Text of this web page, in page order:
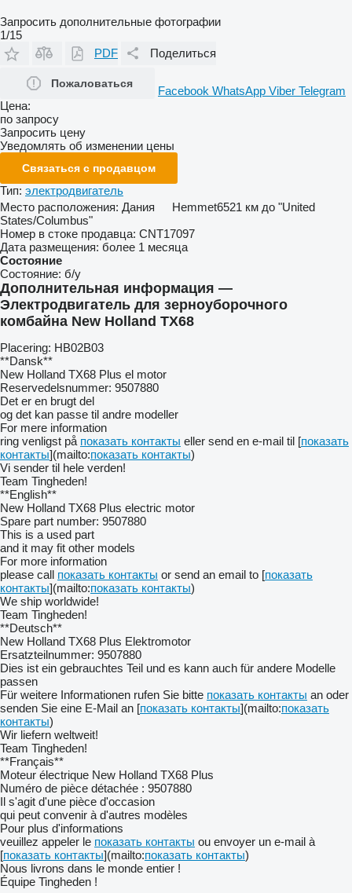
Запросить дополнительные фотографии
1/15
PDF
Поделиться
Пожаловаться
Facebook WhatsApp Viber Telegram
Цена:
по запросу
Запросить цену
Уведомлять об изменении цены
Связаться с продавцом
Тип: электродвигатель
Место расположения: Дания Hemmet6521 км до "United
States/Columbus"
Номер в стоке продавца: CNT17097
Дата размещения: более 1 месяца
Состояние
Состояние: б/у
Дополнительная информация —
Электродвигатель для зерноуборочного
комбайна New Holland TX68
Placering: HB02B03
**Dansk**
New Holland TX68 Plus el motor
Reservedelsnummer: 9507880
Det er en brugt del
og det kan passe til andre modeller
For mere information
ring venligst på показать контакты eller send en e-mail til [показать
контакты](mailto:показать контакты)
Vi sender til hele verden!
Team Tingheden!
**English**
New Holland TX68 Plus electric motor
Spare part number: 9507880
This is a used part
and it may fit other models
For more information
please call показать контакты or send an email to [показать
контакты](mailto:показать контакты)
We ship worldwide!
Team Tingheden!
**Deutsch**
New Holland TX68 Plus Elektromotor
Ersatzteilnummer: 9507880
Dies ist ein gebrauchtes Teil und es kann auch für andere Modelle
passen
Für weitere Informationen rufen Sie bitte показать контакты an oder
senden Sie eine E-Mail an [показать контакты](mailto:показать
контакты)
Wir liefern weltweit!
Team Tingheden!
**Français**
Moteur électrique New Holland TX68 Plus
Numéro de pièce détachée : 9507880
Il s'agit d'une pièce d'occasion
qui peut convenir à d'autres modèles
Pour plus d'informations
veuillez appeler le показать контакты ou envoyer un e-mail à
[показать контакты](mailto:показать контакты)
Nous livrons dans le monde entier !
Équipe Tingheden !